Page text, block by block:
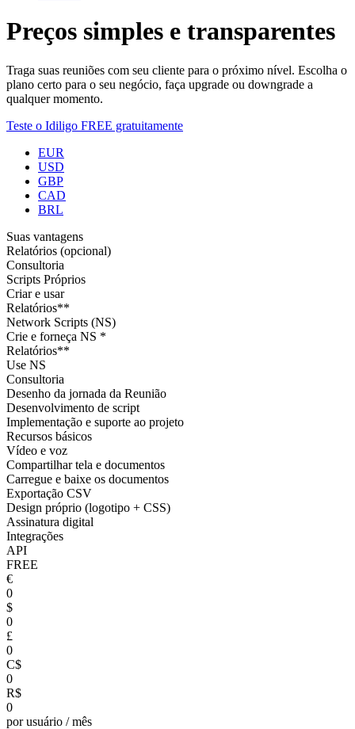
Preços simples e transparentes
Traga suas reuniões com seu cliente para o próximo nível. Escolha o
plano certo para o seu negócio, faça upgrade ou downgrade a
qualquer momento.
Teste o Idiligo FREE gratuitamente
EUR
USD
GBP
CAD
BRL
Suas vantagens
Relatórios (opcional)
Consultoria
Scripts Próprios
Criar e usar
Relatórios**
Network Scripts (NS)
Crie e forneça NS *
Relatórios**
Use NS
Consultoria
Desenho da jornada da Reunião
Desenvolvimento de script
Implementação e suporte ao projeto
Recursos básicos
Vídeo e voz
Compartilhar tela e documentos
Carregue e baixe os documentos
Exportação CSV
Design próprio (logotipo + CSS)
Assinatura digital
Integrações
API
FREE
€
0
$
0
£
0
C$
0
R$
0
por usuário / mês